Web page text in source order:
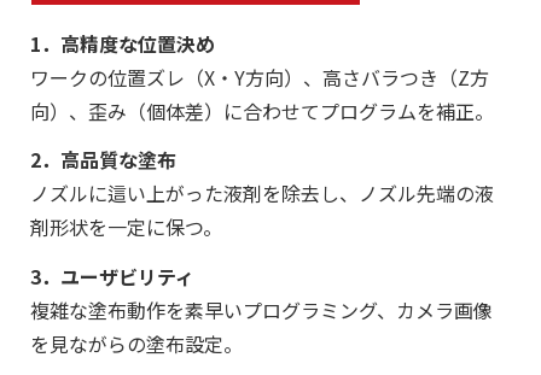
1．高精度な位置決め
ワークの位置ズレ（X・Y方向）、高さバラつき（Z方
向）、歪み（個体差）に合わせてプログラムを補正。
2．高品質な塗布
ノズルに這い上がった液剤を除去し、ノズル先端の液
剤形状を一定に保つ。
3．ユーザビリティ
複雑な塗布動作を素早いプログラミング、カメラ画像
を見ながらの塗布設定。